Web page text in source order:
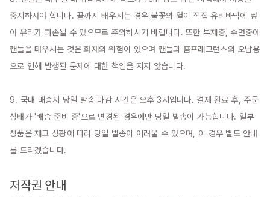
중지하셔야 합니다. 끝까지 태우시는 경우 불꽃의 열이 직접 유리바닥에 닿
아 유리가 파손될 수 있으므로 주의하시기 바랍니다. 또한 부재중, 수면중에
캔들을 태우시는 것은 화재의 위험이 있으며 캔들과 홈프래그런스의 오남용
으로 인해 발생된 문제에 대한 책임을 지지 않습니다.
9. 국내 배송지 당일 발송 마감 시간은 오후 3시입니다. 결제 완료 후, 주문
상태가 '배송 준비 중'으로 변경된 경우에만 당일 발송이 가능합니다. 일부
상품은 재고 상황에 따라 당일 발송이 어려울 수 있으며, 이 경우 별도 안내
를 드리겠습니다.
저작권 안내